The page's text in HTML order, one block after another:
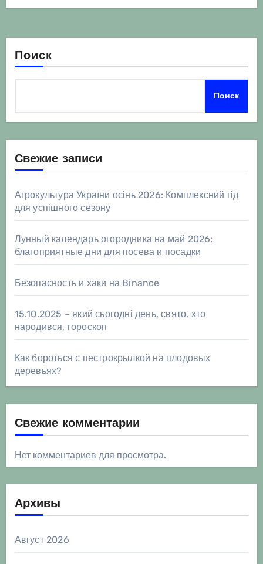
Поиск
Поиск
Свежие записи
Агрокультура України осінь 2026: Комплексний гід
для успішного сезону
Лунный календарь огородника на май 2026:
благоприятные дни для посева и посадки
Безопасность и хаки на Binance
15.10.2025 – який сьогодні день, свято, хто
народився, гороскоп
Как бороться с пестрокрылкой на плодовых
деревьях?
Свежие комментарии
Нет комментариев для просмотра.
Архивы
Август 2026